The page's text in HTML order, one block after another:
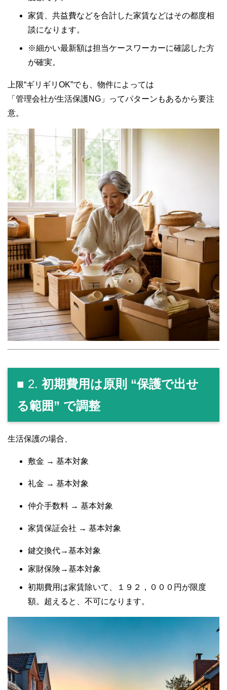
家賃、共益費などを合計した家賃などはその都度相
談になります。
※細かい最新額は担当ケースワーカーに確認した方
が確実。
上限“ギリギリOK”でも、物件によっては
「管理会社が生活保護NG」ってパターンもあるから要注
意。
■ 2. 初期費用は原則 “保護で出せ
る範囲” で調整
生活保護の場合、
敷金 → 基本対象
礼金 → 基本対象
仲介手数料 → 基本対象
家賃保証会社 → 基本対象
鍵交換代→基本対象
家財保険→基本対象
初期費用は家賃除いて、１９２，０００円が限度
額。超えると、不可になります。